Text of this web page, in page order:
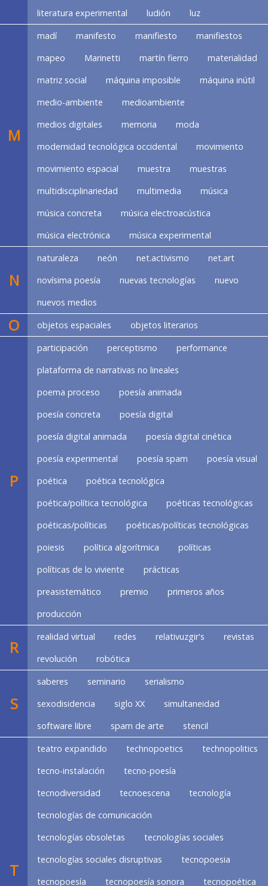
literatura experimental
ludión luz
M
madí manifesto manifiesto
manifiestos
mapeo
Marinetti martín fierro
materialidad
matriz social
máquina imposible
máquina inútil
medio-ambiente
medioambiente
medios digitales
memoria
moda
modernidad tecnológica occidental
movimiento
movimiento espacial
muestra
muestras
multidisciplinariedad
multimedia
música
música concreta
música electroacústica
música electrónica
música experimental
N
naturaleza neón net.activismo
net.art
novísima poesía
nuevas tecnologías
nuevo
nuevos medios
O objetos espaciales objetos literarios
P
participación perceptismo
performance
plataforma de narrativas no lineales
poema proceso
poesía animada
poesía concreta
poesía digital
poesía digital animada
poesía digital cinética
poesía experimental
poesía spam
poesía visual
poética
poética tecnológica
poética/política tecnológica
poéticas tecnológicas
poéticas/políticas
poéticas/políticas tecnológicas
poiesis
política algorítmica
políticas
políticas de lo viviente
prácticas
preasistemático
premio
primeros años
producción
R
realidad virtual redes relativuzgir's
revistas
revolución
robótica
S
saberes seminario
serialismo
sexodisidencia
siglo XX
simultaneidad
software libre
spam de arte stencil
T
teatro expandido technopoetics
technopolitics
tecno-instalación
tecno-poesía
tecnodiversidad
tecnoescena
tecnología
tecnologías de comunicación
tecnologías obsoletas
tecnologías sociales
tecnologías sociales disruptivas
tecnopoesia
tecnopoesía
tecnopoesía sonora tecnopoética